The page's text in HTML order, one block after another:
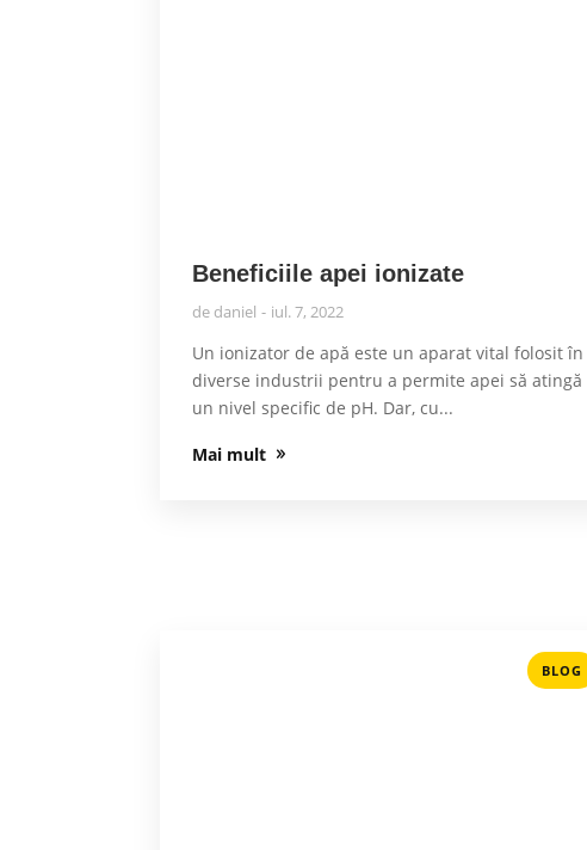
Beneficiile apei ionizate
de daniel iul. 7, 2022
Un ionizator de apă este un aparat vital folosit în
diverse industrii pentru a permite apei să atingă
un nivel specific de pH. Dar, cu...
Mai mult
BLOG